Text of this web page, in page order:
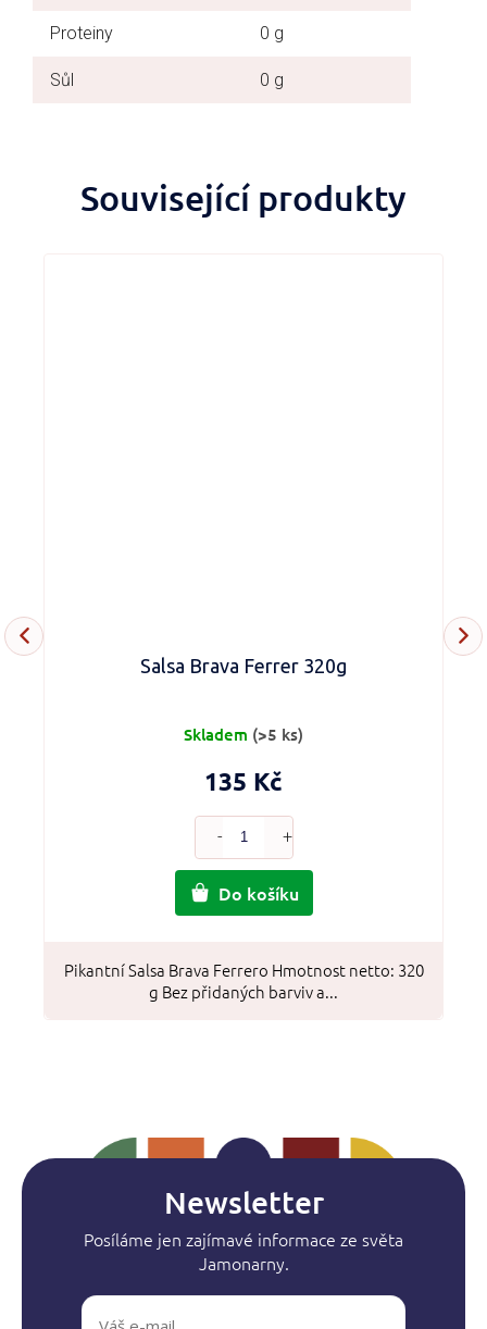
Související produkty
Salsa Brava Ferrer 320g
135 Kč
Do košíku
Pikantní Salsa Brava Ferrero Hmotnost netto: 320
g Bez přidaných barviv a...
Skladem (>5 ks)
Proteiny 0 g
Sůl 0 g
Newsletter
Posíláme jen zajímavé informace ze světa
Jamonarny.